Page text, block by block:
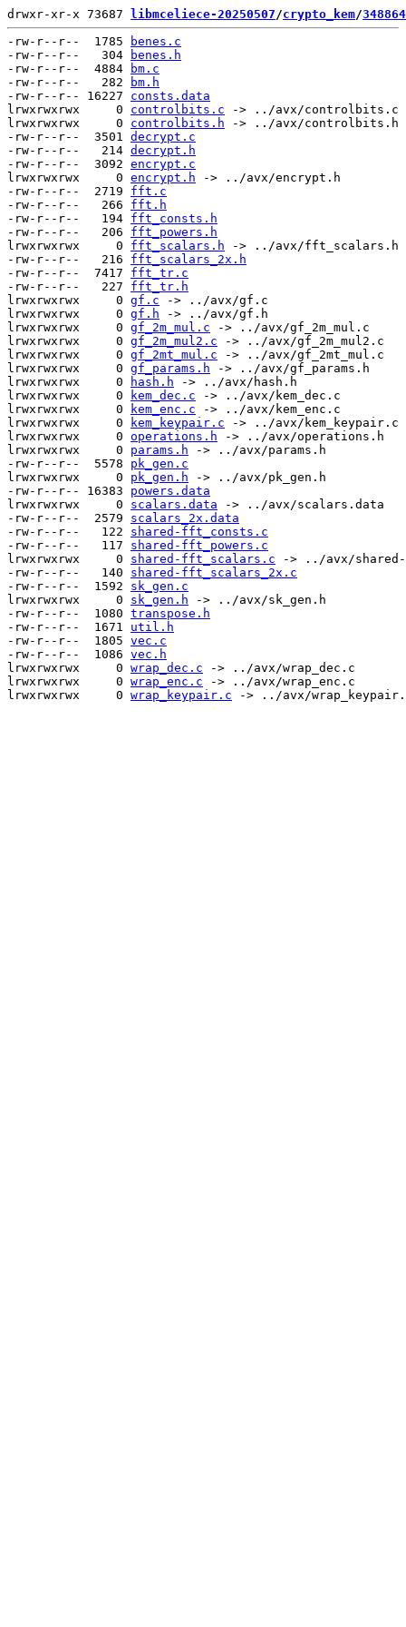
drwxr-xr-x 73687 libmceliece-20250507/crypto_kem/348864
-rw-r--r--  1785
benes.c
-rw-r--r--   304
benes.h
-rw-r--r--  4884
bm.c
-rw-r--r--   282
bm.h
-rw-r--r-- 16227 consts.data
lrwxrwxrwx     0 controlbits.c -> ../avx/controlbits.c
lrwxrwxrwx     0 controlbits.h -> ../avx/controlbits.h
-rw-r--r--  3501 decrypt.c
-rw-r--r--   214 decrypt.h
-rw-r--r--  3092 encrypt.c
lrwxrwxrwx     0 encrypt.h -> ../avx/encrypt.h
-rw-r--r--  2719 fft.c
-rw-r--r--   266 fft.h
-rw-r--r--   194 fft_consts.h
-rw-r--r--   206 fft_powers.h
lrwxrwxrwx     0 fft_scalars.h -> ../avx/fft_scalars.h
-rw-r--r--   216 fft_scalars_2x.h
-rw-r--r--  7417 fft_tr.c
-rw-r--r--   227 fft_tr.h
lrwxrwxrwx     0 gf.c -> ../avx/gf.c
lrwxrwxrwx     0 gf.h -> ../avx/gf.h
lrwxrwxrwx     0 gf_2m_mul.c -> ../avx/gf_2m_mul.c
lrwxrwxrwx     0 gf_2m_mul2.c -> ../avx/gf_2m_mul2.c
lrwxrwxrwx     0 gf_2mt_mul.c -> ../avx/gf_2mt_mul.c
lrwxrwxrwx     0 gf_params.h -> ../avx/gf_params.h
lrwxrwxrwx     0
hash.h -> ../avx/hash.h
lrwxrwxrwx     0
kem_dec.c -> ../avx/kem_dec.c
lrwxrwxrwx     0
kem_enc.c -> ../avx/kem_enc.c
lrwxrwxrwx     0
kem_keypair.c -> ../avx/kem_keypair.c
lrwxrwxrwx     0 operations.h -> ../avx/operations.h
lrwxrwxrwx     0 params.h -> ../avx/params.h
-rw-r--r--  5578 pk_gen.c
lrwxrwxrwx     0 pk_gen.h -> ../avx/pk_gen.h
-rw-r--r-- 16383 powers.data
lrwxrwxrwx     0 scalars.data -> ../avx/scalars.data
-rw-r--r--  2579 scalars_2x.data
-rw-r--r--   122 shared-fft_consts.c
-rw-r--r--   117 shared-fft_powers.c
lrwxrwxrwx     0 shared-fft_scalars.c -> ../avx/
-rw-r--r--   140 shared-fft_scalars_2x.c
-rw-r--r--  1592 sk_gen.c
lrwxrwxrwx     0 sk_gen.h -> ../avx/sk_gen.h
-rw-r--r--  1080 transpose.h
-rw-r--r--  1671 util.h
-rw-r--r--  1805 vec.c
-rw-r--r--  1086 vec.h
lrwxrwxrwx     0 wrap_dec.c -> ../avx/wrap_dec.c
lrwxrwxrwx     0 wrap_enc.c -> ../avx/wrap_enc.c
lrwxrwxrwx     0 wrap_keypair.c